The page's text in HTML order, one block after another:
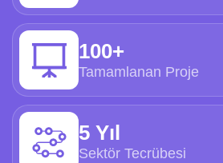
100+
Tamamlanan Proje
5 Yıl
Sektör Tecrübesi